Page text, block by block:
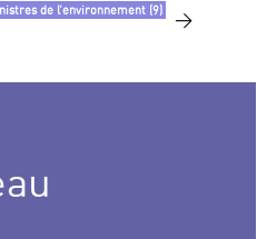
de l’environnement (9) >